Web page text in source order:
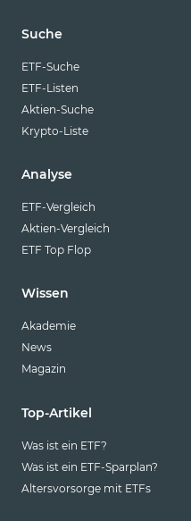
Suche
ETF-Suche
ETF-Listen
Aktien-Suche
Krypto-Liste
Analyse
ETF-Vergleich
Aktien-Vergleich
ETF Top Flop
Wissen
Akademie
News
Magazin
Top-Artikel
Was ist ein ETF?
Was ist ein ETF-Sparplan?
Altersvorsorge mit ETFs